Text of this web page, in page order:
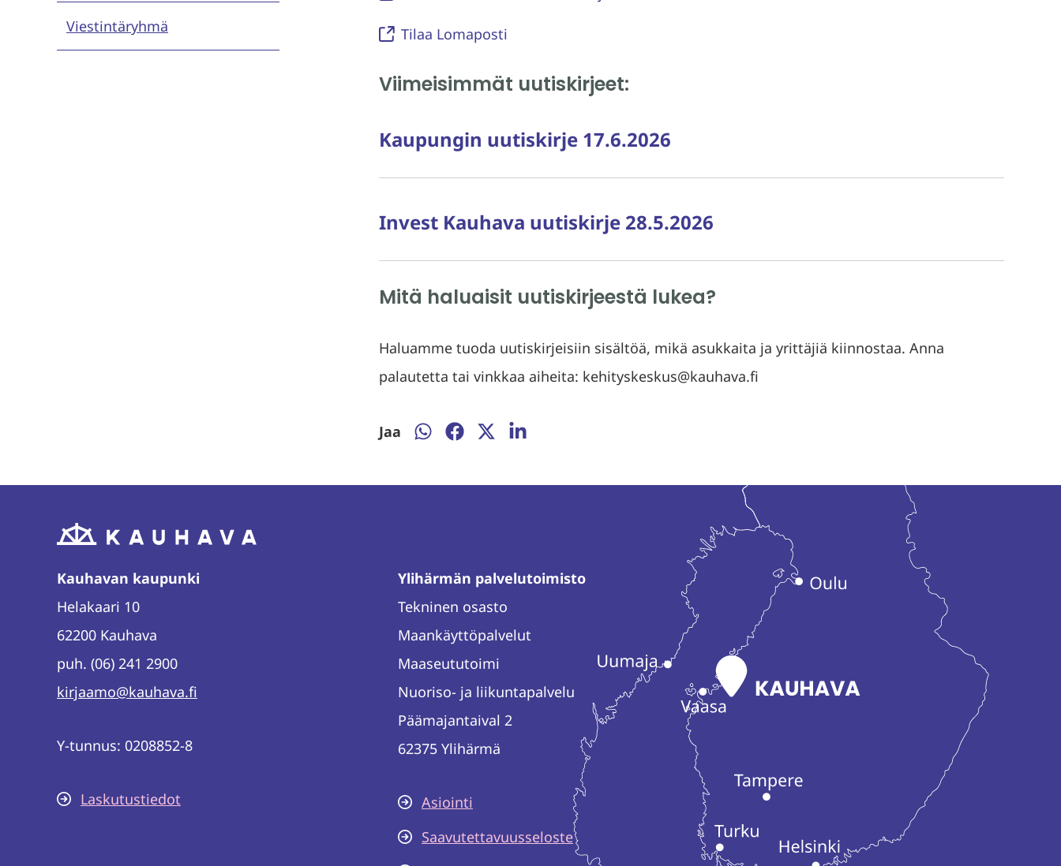
Viestintäryhmä Tilaa Lomaposti
Viimeisimmät uutiskirjeet:
Kaupungin uutiskirje 17.6.2026
Invest Kauhava uutiskirje 28.5.2026
Mitä haluaisit uutiskirjeestä lukea?
Haluamme tuoda uutiskirjeisiin sisältöä, mikä asukkaita ja yrittäjiä kiinnostaa. Anna
palautetta tai vinkkaa aiheita: kehityskeskus@kauhava.fi
Jaa
Jaa
Jaa
Jaa
Jaa
Kauhavan kaupunki
Helakaari 10
62200 Kauhava
puh. (06) 241 2900
kirjaamo@kauhava.fi
Y-tunnus: 0208852-8
Laskutustiedot
Ylihärmän palvelutoimisto
Tekninen osasto
Maankäyttöpalvelut
Maaseututoimi
Nuoriso- ja liikuntapalvelu
Päämajantaival 2
62375 Ylihärmä
Asiointi
Saavutettavuusseloste